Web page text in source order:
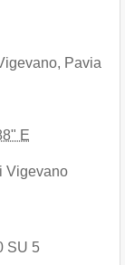
Pavia
E
Vigevano
SU 5